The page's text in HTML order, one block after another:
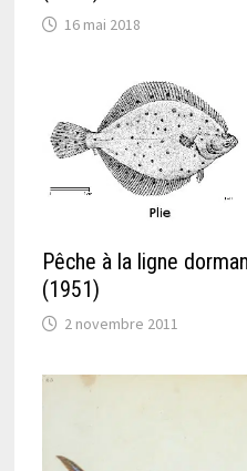
16 mai 2018
Pêche à la ligne
(1951)
2 novembre 2011